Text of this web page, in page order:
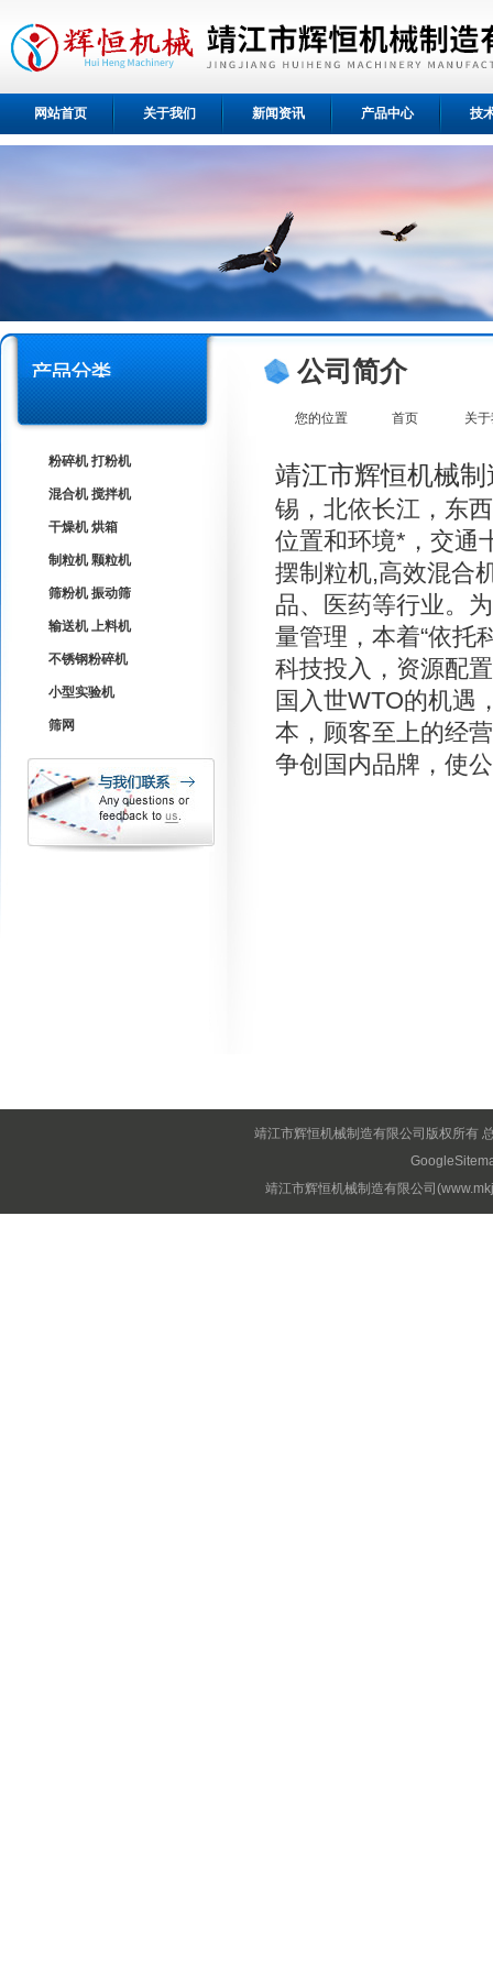
网站首页 关于我们 新闻资讯 产品中心 技
粉碎机 打粉机
混合机 搅拌机
干燥机 烘箱
制粒机 颗粒机
筛粉机 振动筛
输送机 上料机
不锈钢粉碎机
小型实验机
筛网
公司简介
您的位置 首页 关
靖江市辉恒机械
锡，北依长江，东
位置和环境*，交通
摆制粒机,高效混合
品、医药等行业。
量管理，本着“依托
科技投入，资源配
国入世WTO的机遇
本，顾客至上的经
争创国内品牌，使
靖江市辉恒机械制造有限公司版权所有
靖江市辉恒机械制造有限公司